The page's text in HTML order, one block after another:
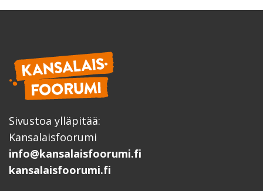
Sivustoa ylläpitää:
Kansalaisfoorumi
info@kansalaisfoorumi.fi
kansalaisfoorumi.fi